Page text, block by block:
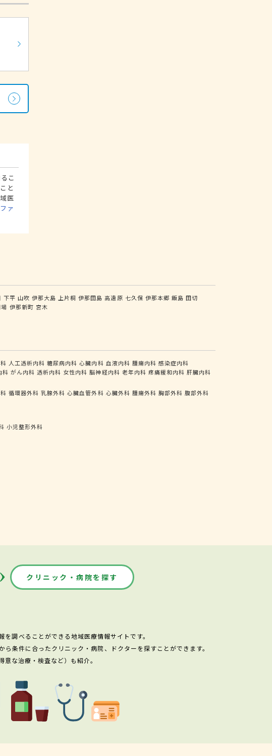
こ
と
医
ァ
下平 山吹 伊那大島 上片桐 伊那田島 高遠原 七久保 伊那本郷 飯島 田切
伊那新町 宮木
人工透析内科 糖尿病内科 心臓内科 血液内科 腫瘍内科 感染症内科
科 がん内科 透析内科 女性内科 脳神経内科 老年内科 疼痛緩和内科 肝臓内科
循環器外科 乳腺外科 心臓血管外科 心臓外科 腫瘍外科 胸部外科 腹部外科
小児整形外科
クリニック・病院を探す
調べることができる地域医療情報サイトです。
条件に合ったクリニック・病院、ドクターを探すことができます。
な治療・検査など）も紹介。